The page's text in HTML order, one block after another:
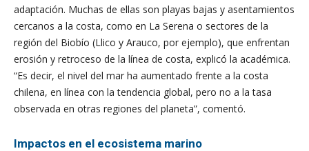
adaptación. Muchas de ellas son playas bajas y asentamientos
cercanos a la costa, como en La Serena o sectores de la
región del Biobío (Llico y Arauco, por ejemplo), que enfrentan
erosión y retroceso de la línea de costa, explicó la académica.
“Es decir, el nivel del mar ha aumentado frente a la costa
chilena, en línea con la tendencia global, pero no a la tasa
observada en otras regiones del planeta”, comentó.
Impactos en el ecosistema marino